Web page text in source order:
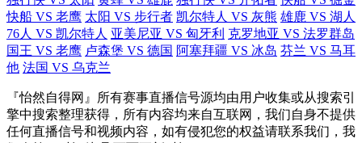
快船 VS 老鹰 太阳 VS 步行者 凯尔特人 VS 灰熊 雄鹿 VS 湖人
76人 VS 凯尔特人 亚美尼亚 VS 匈牙利 克罗地亚 VS 法罗群岛
国王 VS 老鹰 卢森堡 VS 德国 阿塞拜疆 VS 冰岛 芬兰 VS 马耳
他 法国 VS 乌克兰
『怡然自得网』所有赛事直播信号源均由用户收集或从搜索引
擎中搜索整理获得，所有内容均来自互联网，我们自身不提供
任何直播信号和视频内容，如有侵犯您的权益请联系我们，我